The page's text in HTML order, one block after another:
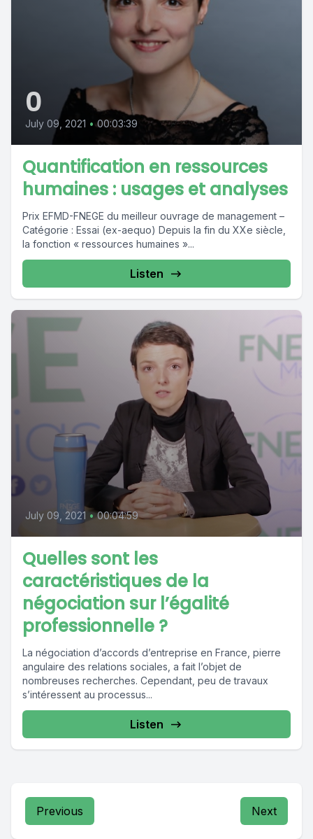
0
July 09, 2021 • 00:03:39
Quantification en ressources
humaines : usages et analyses
Prix EFMD-FNEGE du meilleur ouvrage de management –
Catégorie : Essai (ex-aequo) Depuis la fin du XXe siècle,
la fonction « ressources humaines »...
Listen
July 09, 2021 • 00:04:59
Quelles sont les
caractéristiques de la
négociation sur l’égalité
professionnelle ?
La négociation d’accords d’entreprise en France, pierre
angulaire des relations sociales, a fait l’objet de
nombreuses recherches. Cependant, peu de travaux
s’intéressent au processus...
Listen
Previous Next